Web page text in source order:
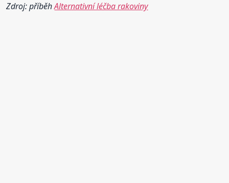
Zdroj: příběhAlternativní léčba rakoviny